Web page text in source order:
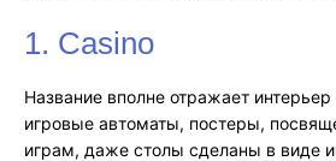
1. Casino
Название вполне отражает
игровые автоматы, постеры,
играм, даже столы сделаны в виде